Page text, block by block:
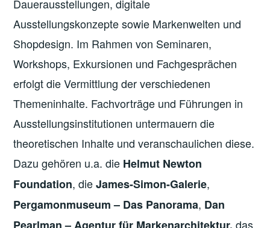
Dauerausstellungen, digitale
Ausstellungskonzepte sowie Markenwelten und
Shopdesign. Im Rahmen von Seminaren,
Workshops, Exkursionen und Fachgesprächen
erfolgt die Vermittlung der verschiedenen
Themeninhalte. Fachvorträge und Führungen in
Ausstellungsinstitutionen untermauern die
theoretischen Inhalte und veranschaulichen diese.
Dazu gehören u.a. die Helmut Newton
Foundation, dieJames-Simon-Galerie,
Pergamonmuseum – Das Panorama, Dan
Pearlman – Agentur für Markenarchitektur,das